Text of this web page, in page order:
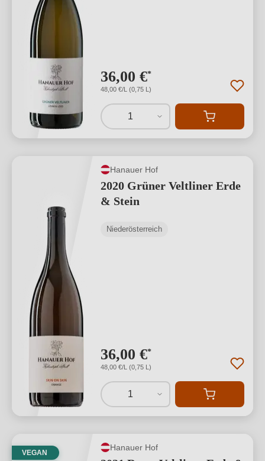
36,00 €*
48,00 €/L (0,75 L)
1
Hanauer Hof
2020 Grüner Veltliner Erde
& Stein
Niederösterreich
36,00 €*
48,00 €/L (0,75 L)
1
VEGAN
Hanauer Hof